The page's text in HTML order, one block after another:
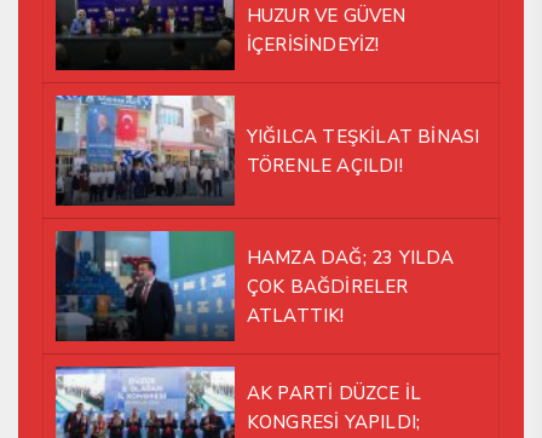
HUZUR VE GÜVEN
İÇERİSİNDEYİZ!
YIĞILCA TEŞKİLAT BİNASI
TÖRENLE AÇILDI!
HAMZA DAĞ; 23 YILDA
ÇOK BAĞDİRELER
ATLATTIK!
AK PARTİ DÜZCE İL
KONGRESİ YAPILDI;